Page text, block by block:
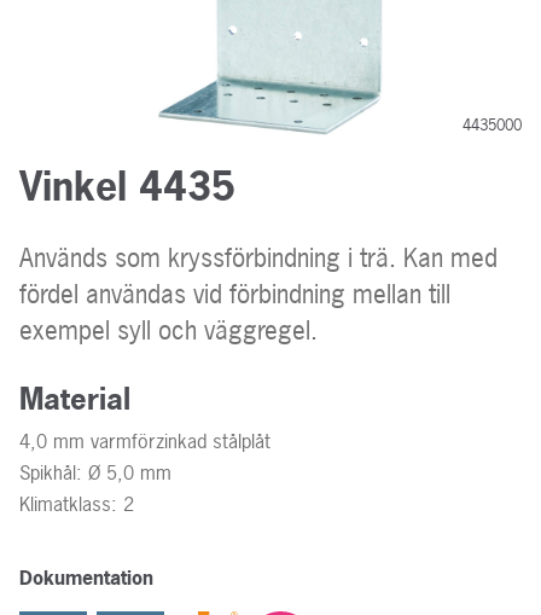
4435000
Vinkel 4435
Används som kryssförbindning i trä. Kan med
fördel användas vid förbindning mellan till
exempel syll och väggregel.
Material
4,0 mm varmförzinkad stålplåt
Spikhål: Ø 5,0 mm
Klimatklass: 2
Dokumentation